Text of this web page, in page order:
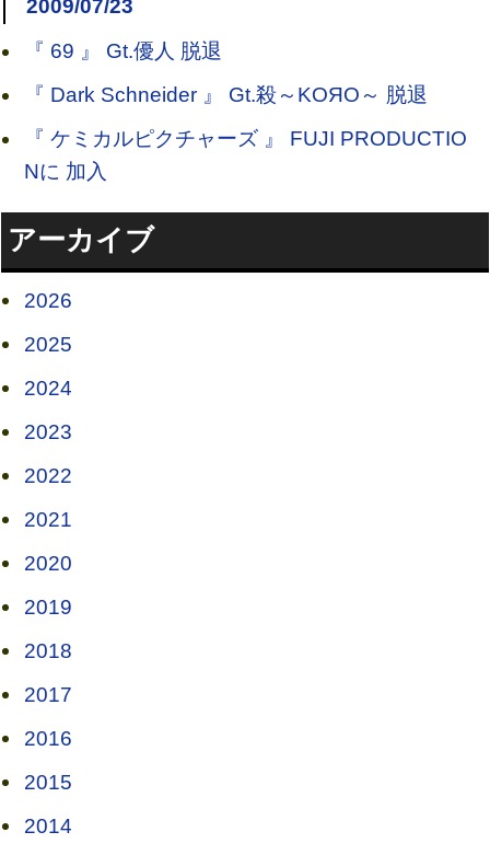
2009/07/23
『 69 』 Gt.優人 脱退
『 Dark Schneider 』 Gt.殺～KOЯO～ 脱退
『 ケミカルピクチャーズ 』 FUJI PRODUCTIO
Nに 加入
アーカイブ
2026
2025
2024
2023
2022
2021
2020
2019
2018
2017
2016
2015
2014